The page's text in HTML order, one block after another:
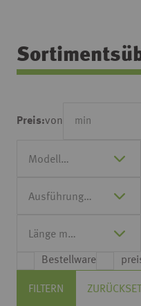
Preis:von
Bestellware
FILTERN